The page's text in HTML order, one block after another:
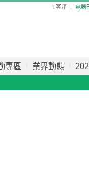
T客邦 電腦
專區 業界動態